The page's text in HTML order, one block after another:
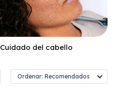
Cuidado del cabello
Recomendados